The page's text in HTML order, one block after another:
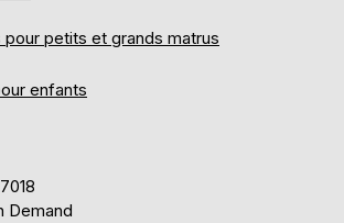
pour petits et grands matrus
enfants
Demand